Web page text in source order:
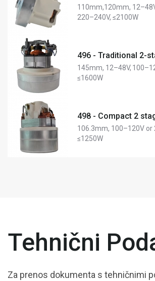
110mm,120mm,
220–240V, ≤2100W
496 - Traditional 2-
145mm, 12–48V,
≤1600W
498 - Compact 2
106.3mm, 100–120V or
≤1250W
Tehnični
Za prenos dokumenta s tehničnimi